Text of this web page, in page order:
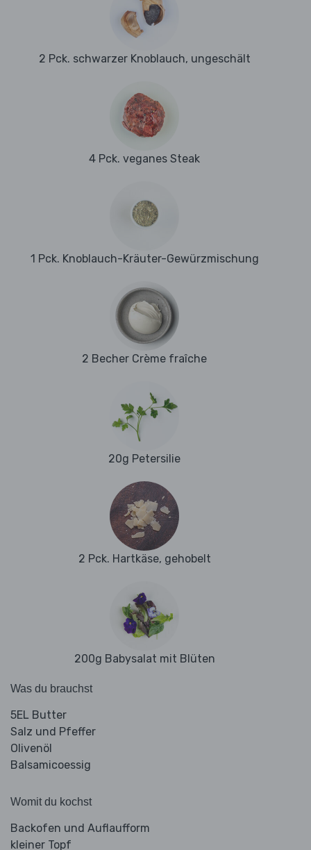
2 Pck. schwarzer Knoblauch, ungeschält
4 Pck. veganes Steak
1 Pck. Knoblauch-Kräuter-Gewürzmischung
2 Becher Crème fraîche
20g Petersilie
2 Pck. Hartkäse, gehobelt
200g Babysalat mit Blüten
Was du brauchst
5EL Butter
Salz und Pfeffer
Olivenöl
Balsamicoessig
Womit du kochst
Backofen und Auflaufform
kleiner Topf